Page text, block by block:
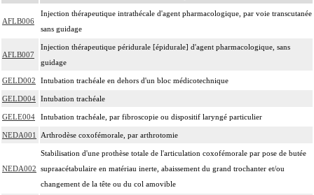
AFLB006
Injection thérapeutique intrathécale d'agent pharmacologique, par voie transcutanée
sans guidage
AFLB007
Injection thérapeutique péridurale [épidurale] d'agent pharmacologique, sans
guidage
GELD002 Intubation trachéale en dehors d'un bloc médicotechnique
GELD004 Intubation trachéale
GELE004 Intubation trachéale, par fibroscopie ou dispositif laryngé particulier
NEDA001 Arthrodèse coxofémorale, par arthrotomie
NEDA002
Stabilisation d'une prothèse totale de l'articulation coxofémorale par pose de butée
supraacétabulaire en matériau inerte, abaissement du grand trochanter et/ou
changement de la tête ou du col amovible